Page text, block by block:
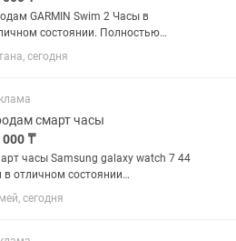
GARMIN Swim 2 Часы в
состоянии. Полностью
работают без каких-либо
Без царапин ✅ В ремонте
✅ Аккумулятор держит
сегодня
смарт часы
000 ₸
часы Samsung galaxy watch 7 44
в отличном состоянии
полная вскрывались
проверки
сегодня